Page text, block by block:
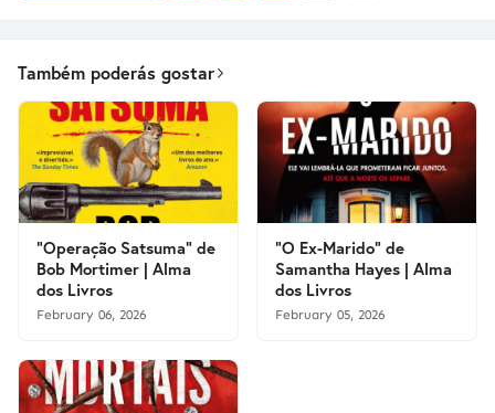
Também poderás gostar
"Operação Satsuma" de
Bob Mortimer | Alma
dos Livros
February 06, 2026
"O Ex-Marido" de
Samantha Hayes | Alma
dos Livros
February 05, 2026